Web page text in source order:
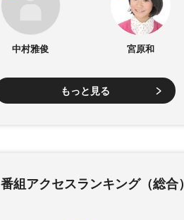
中村雅俊 宮原和
もっと見る
番組アクセスランキング（総合）